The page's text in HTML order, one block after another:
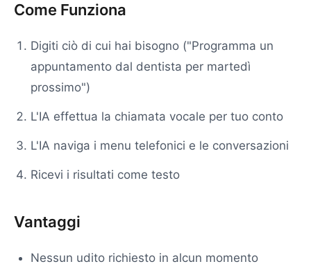
Come Funziona
Digiti ciò di cui hai bisogno ("Programma un
appuntamento dal dentista per martedì
prossimo")
L'IA effettua la chiamata vocale per tuo conto
L'IA naviga i menu telefonici e le conversazioni
Ricevi i risultati come testo
Vantaggi
Nessun udito richiesto in alcun momento